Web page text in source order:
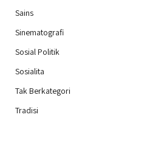
Sains
Sinematografi
Sosial Politik
Sosialita
Tak Berkategori
Tradisi